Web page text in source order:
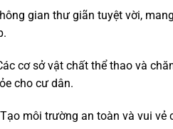
gian thư giãn tuyệt vời,
cơ sở vật chất thể thao và
cho cư dân.
môi trường an toàn và vui vẻ